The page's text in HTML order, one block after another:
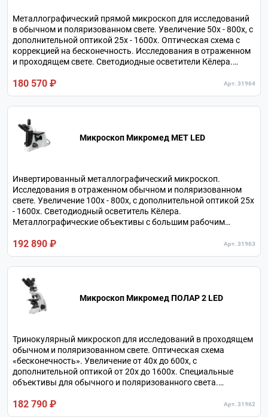
Металлографический прямой микроскоп для исследований
в обычном и поляризованном свете. Увеличение 50х - 800х, с
дополнительной оптикой 25х - 1600х. Оптическая схема с
коррекцией на бесконечность. Исследования в отраженном
и проходящем свете. Светодиодные осветители Кёлера.
180 570 ₽ Арт. 31964
Микроскоп Микромед МЕТ LED
Инвертированный металлографический микроскоп.
Исследования в отраженном обычном и поляризованном
свете. Увеличение 100х - 800х, с дополнительной оптикой 25х
- 1600х. Светодиодный осветитель Кёлера.
Металлографические объективы с большим рабочим
Револьверное устройство на 5 объективов.
192 890 ₽ Арт. 31963
Микроскоп Микромед ПОЛАР 2 LED
Тринокулярный микроскоп для исследований в проходящем
обычном и поляризованном свете. Оптическая схема
«бесконечность». Увеличение от 40х до 600х, с
дополнительной оптикой от 20х до 1600х. Специальные
объективы для обычного и поляризованного света.
предметный столик с центрировкой.
182 790 ₽ Арт. 31962